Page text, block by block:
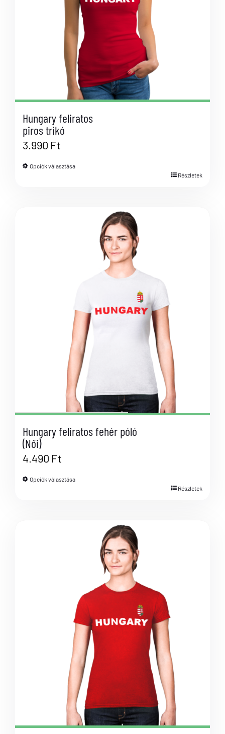
Hungary feliratos
piros trikó
3.990 Ft
Opciók választása
Részletek
Hungary feliratos fehér póló
(Női)
4.490 Ft
Opciók választása
Részletek